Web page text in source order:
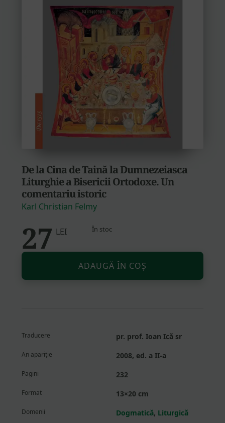
De la Cina de Taină la Dumnezeiasca
Liturghie a Bisericii Ortodoxe. Un
comentariu istoric
Karl Christian Felmy
27 LEI În stoc
Cantitate
la
Liturghie
Bisericii
Ortodoxe.
comentariu
ADAUGĂ ÎN COȘ
Traducere pr. prof. Ioan Ică sr
An apariție 2008, ed. a II-a
Pagini 232
Format 13×20 cm
Domenii Dogmatică, Liturgică